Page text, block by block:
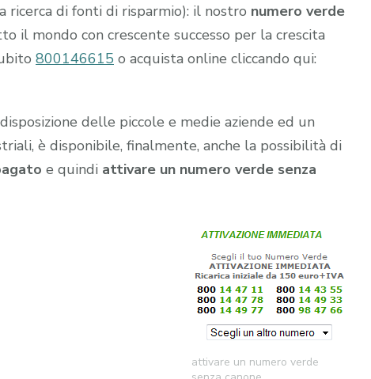
ricerca di fonti di risparmio): il nostro numero verde
il mondo con crescente successo per la crescita
800146615 o acquista online cliccando qui:
delle piccole e medie aziende ed un
è disponibile, finalmente, anche la possibilità di
e quindi attivare un numero verde senza
attivare un numero verde